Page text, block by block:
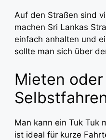
Auf den Straßen sind
machen Sri Lankas
einfach anhalten und
sollte man sich über
Mieten oder
Man kann ein Tuk Tuk
ist ideal für kurze